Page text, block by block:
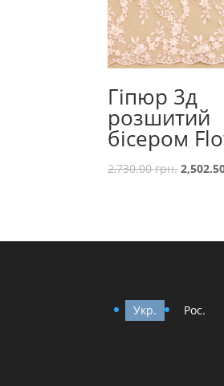
Гіпюр 3д
розшитий
бісером
2,730.00грн.
Укр. Рос.